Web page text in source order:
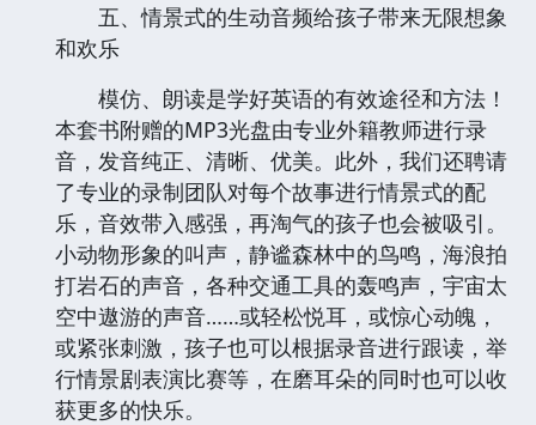
五、情景式的生动音频给孩子带来无限想象
和欢乐
模仿、朗读是学好英语的有效途径和方法！
本套书附赠的MP3光盘由专业外籍教师进行录
音，发音纯正、清晰、优美。此外，我们还聘请
了专业的录制团队对每个故事进行情景式的配
乐，音效带入感强，再淘气的孩子也会被吸引。
小动物形象的叫声，静谧森林中的鸟鸣，海浪拍
打岩石的声音，各种交通工具的轰鸣声，宇宙太
空中遨游的声音……或轻松悦耳，或惊心动魄，
或紧张刺激，孩子也可以根据录音进行跟读，举
行情景剧表演比赛等，在磨耳朵的同时也可以收
获更多的快乐。